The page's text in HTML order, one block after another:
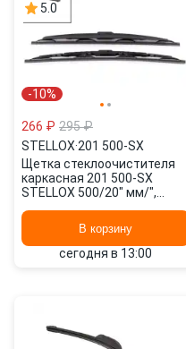
5.0
-10%
266 ₽ 295 ₽
STELLOX·201 500-SX
Щетка стеклоочистителя
каркасная 201 500-SX
STELLOX 500/20" мм/",
В корзину
сегодня в 13:00